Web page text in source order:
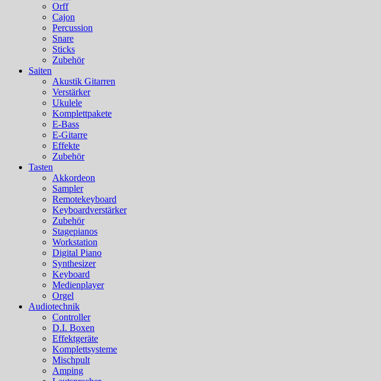
Orff
Cajon
Percussion
Snare
Sticks
Zubehör
Saiten
Akustik Gitarren
Verstärker
Ukulele
Komplettpakete
E-Bass
E-Gitarre
Effekte
Zubehör
Tasten
Akkordeon
Sampler
Remotekeyboard
Keyboardverstärker
Zubehör
Stagepianos
Workstation
Digital Piano
Synthesizer
Keyboard
Medienplayer
Orgel
Audiotechnik
Controller
D.I. Boxen
Effektgeräte
Komplettsysteme
Mischpult
Amping